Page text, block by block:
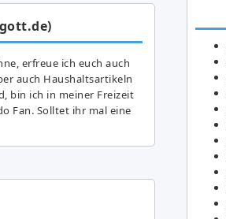
erfreue ich euch auch
auch Haushaltsartikeln
bin ich in meiner Freizeit
Fan. Solltet ihr mal eine